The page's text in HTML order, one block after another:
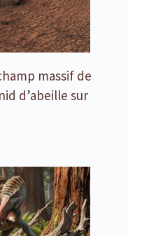
massif de
d’abeille sur